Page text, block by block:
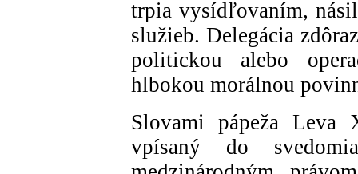
trpia vysídľovaním,
služieb. Delegácia
politickou alebo
hlbokou morálnou
Slovami pápeža
vpísaný do